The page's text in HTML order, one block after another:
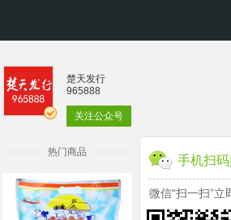
楚天发行
965888
关注公众号
热门商品
手机扫
微信“扫一扫”立